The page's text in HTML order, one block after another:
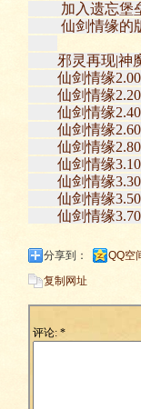
加入遗忘堡垒
仙剑情缘的
邪灵再现|神魔
仙剑情缘2.00
仙剑情缘2.20
仙剑情缘2.40
仙剑情缘2.60
仙剑情缘2.80
仙剑情缘3.10
仙剑情缘3.30
仙剑情缘3.50
仙剑情缘3.70
分享到：
QQ空
复制网址